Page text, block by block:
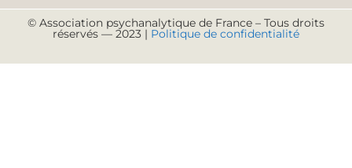
© Association psychanalytique de France – Tous droits
réservés — 2023 | Politique de confidentialité